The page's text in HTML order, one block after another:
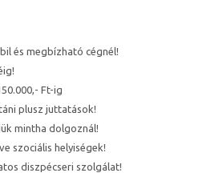
és megbízható cégnél!
Ft-ig
plusz juttatások!
mintha dolgoznál!
szociális helyiségek!
diszpécseri szolgálat!